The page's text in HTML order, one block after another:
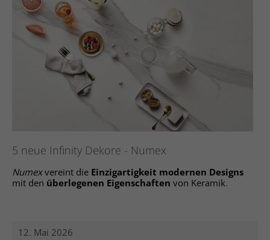
5 neue Infinity Dekore - Numex
Numexvereint die Einzigartigkeit modernen Designs
mit den überlegenen Eigenschaften von Keramik.
12. Mai 2026